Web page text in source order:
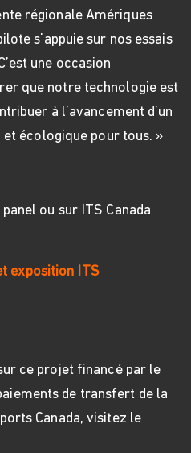
régionale Amériques
s’appuie sur nos essais
une occasion
que notre technologie est
à l’avancement d’un
écologique pour tous. »
ou sur ITS Canada
exposition ITS
ce projet financé par le
de transfert de la
Canada, visitez le